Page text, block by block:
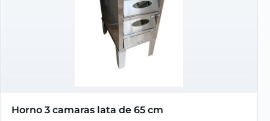
Horno 3 camaras lata de 65 cm